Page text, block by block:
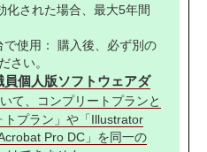
された場合、最大5年間
使用： 購入後、必ず別の
さい。
員個人版ソフトウェアダ
て、コンプリートプランと
トプラン」や「Illustrator
Pro DC」を同一の